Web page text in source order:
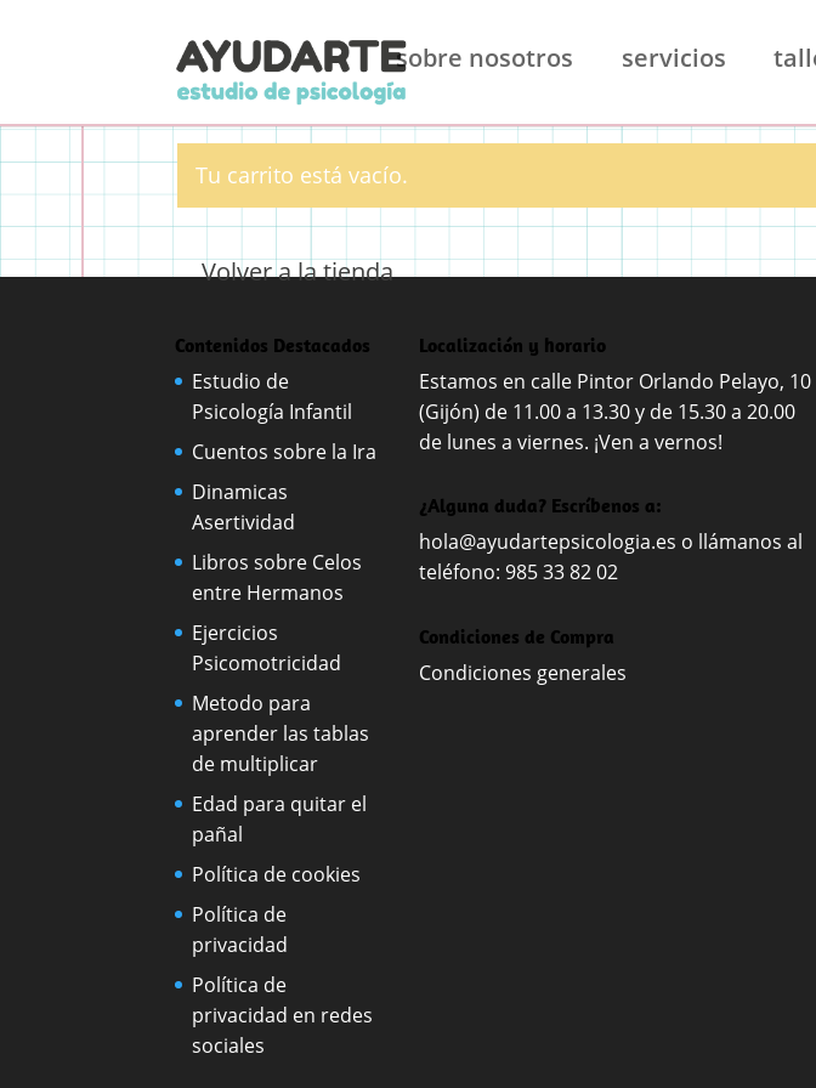
sobre nosotros servicios
Carrito
Tu carrito está vacío.
Volver a la tienda
Contenidos Destacados
Estudio de
Psicología Infantil
Cuentos sobre la Ira
Dinamicas
Asertividad
Libros sobre Celos
entre Hermanos
Ejercicios
Psicomotricidad
Metodo para
aprender las tablas
de multiplicar
Edad para quitar el
pañal
Política de cookies
Política de
privacidad
Política de
privacidad en redes
sociales
Localización y horario
Estamos en calle Pintor Orlando Pelayo, 10
(Gijón) de 11.00 a 13.30 y de 15.30 a 20.00
de lunes a viernes. ¡Ven a vernos!
¿Alguna duda? Escríbenos a:
hola@ayudartepsicologia.es o llámanos al
teléfono: 985 33 82 02
Condiciones de Compra
Condiciones generales